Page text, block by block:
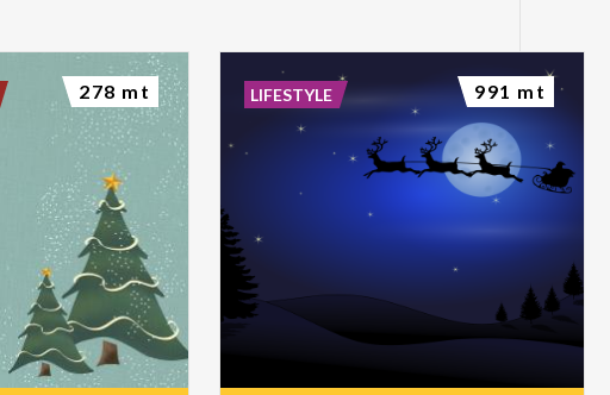
278 mt LIFESTYLE 991 mt